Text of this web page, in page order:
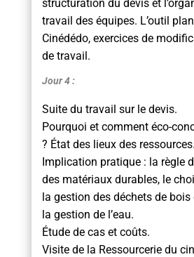
structuration du devis et
travail des équipes. L’outil
Cinédédo, exercices de
de travail.
Jour 4 :
Suite du travail sur le devis.
Pourquoi et comment éco-
? État des lieux des ressources.
Implication pratique : la règle
des matériaux durables, le
la gestion des déchets de bois
la gestion de l’eau.
Étude de cas et coûts.
Visite de la Ressourcerie du